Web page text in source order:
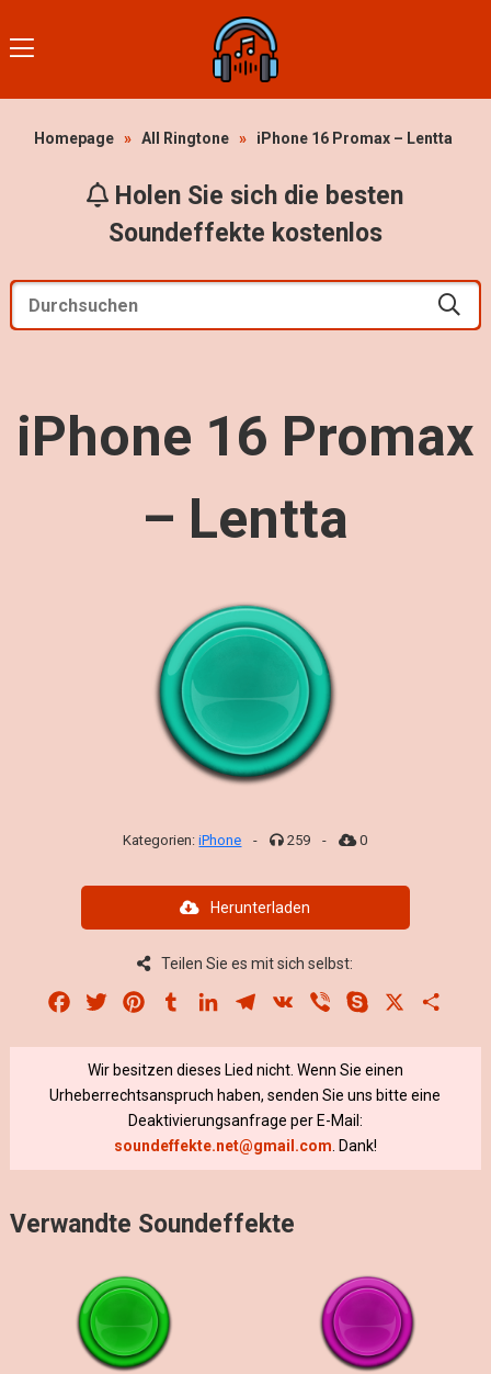
Homepage » All Ringtone » iPhone 16 Promax – Lentta
Holen Sie sich die besten
Soundeffekte kostenlos
iPhone 16 Promax
– Lentta
Kategorien:iPhone - 259 - 0
Herunterladen
Teilen Sie es mit sich selbst:
Facebook
Twitter PinterestTumblrLinkedInTelegram
VK Viber Skype
Wir besitzen dieses Lied nicht. Wenn Sie einen
Urheberrechtsanspruch haben, senden Sie uns bitte eine
Deaktivierungsanfrage per E-Mail:
soundeffekte.net@gmail.com . Dank!
Verwandte Soundeffekte